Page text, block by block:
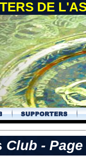
DE
Club - Page